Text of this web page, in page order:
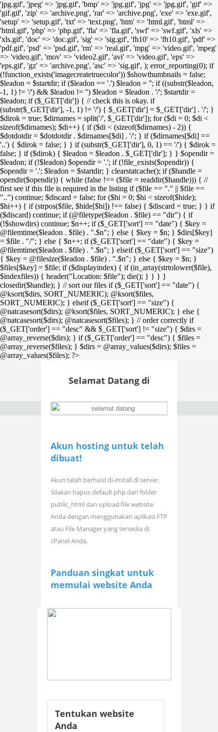
'jpg.gif', 'jpeg' => 'jpg.gif', 'bmp' => 'jpg.gif', 'jpg' => 'jpg.gif', 'gif' =>
'gif.gif', 'zip' => 'archive.png', 'rar' => 'archive.png', 'exe' => 'exe.gif',
'setup' => 'setup.gif', 'txt' => 'text.png', 'htm' => 'html.gif', 'html' =>
'html.gif', 'php' => 'php.gif', 'fla' => 'fla.gif', 'swf' => 'swf.gif', 'xls' =>
'xls.gif', 'doc' => 'doc.gif', 'sig' => 'sig.gif', 'fh10' => 'fh10.gif', 'pdf' =>
'pdf.gif', 'psd' => 'psd.gif', 'rm' => 'real.gif', 'mpg' => 'video.gif', 'mpeg'
=> 'video.gif', 'mov' => 'video2.gif', 'avi' => 'video.gif', 'eps' =>
'eps.gif', 'gz' => 'archive.png', 'asc' => 'sig.gif', ); error_reporting(0); if
(!function_exists('imagecreatetruecolor')) $showthumbnails = false;
$leadon = $startdir; if ($leadon == '.') $leadon = ''; if ((substr($leadon,
-1, 1) != '/') && $leadon != '') $leadon = $leadon . '/'; $startdir =
$leadon; if ($_GET['dir']) { // check this is okay. if
(substr($_GET['dir'], -1, 1) != '/') { $_GET['dir'] = $_GET['dir'] . '/'; }
$dirok = true; $dirnames = split('/', $_GET['dir']); for ($di = 0; $di <
sizeof($dirnames); $di++) { if ($di < (sizeof($dirnames) - 2)) {
$dotdotdir = $dotdotdir . $dirnames[$di] . '/'; } if ($dirnames[$di] ==
'..') { $dirok = false; } } if (substr($_GET['dir'], 0, 1) == '/') { $dirok =
false; } if ($dirok) { $leadon = $leadon . $_GET['dir']; } } $opendir =
$leadon; if (!$leadon) $opendir = '.'; if (!file_exists($opendir)) {
$opendir = '.'; $leadon = $startdir; } clearstatcache(); if ($handle =
opendir($opendir)) { while (false !== ($file = readdir($handle))) { //
first see if this file is required in the listing if ($file == "." || $file ==
"..") continue; $discard = false; for ($hi = 0; $hi < sizeof($hide);
$hi++) { if (strpos($file, $hide[$hi]) !== false) { $discard = true; } } if
($discard) continue; if (@filetype($leadon . $file) == "dir") { if
(!$showdirs) continue; $n++; if ($_GET['sort'] == "date") { $key =
@filemtime($leadon . $file) . ".$n"; } else { $key = $n; } $dirs[$key]
= $file . "/"; } else { $n++; if ($_GET['sort'] == "date") { $key =
@filemtime($leadon . $file) . ".$n"; } elseif ($_GET['sort'] == "size")
{ $key = @filesize($leadon . $file) . ".$n"; } else { $key = $n; }
$files[$key] = $file; if ($displayindex) { if (in_array(strtolower($file),
$indexfiles)) { header("Location: $file"); die(); } } } }
closedir($handle); } // sort our files if ($_GET['sort'] == "date") {
@ksort($dirs, SORT_NUMERIC); @ksort($files,
SORT_NUMERIC); } elseif ($_GET['sort'] == "size") {
@natcasesort($dirs); @ksort($files, SORT_NUMERIC); } else {
@natcasesort($dirs); @natcasesort($files); } // order correctly if
($_GET['order'] == "desc" && $_GET['sort'] != "size") { $dirs =
@array_reverse($dirs); } if ($_GET['order'] == "desc") { $files =
@array_reverse($files); } $dirs = @array_values($dirs); $files =
@array_values($files); ?>
Selamat Datang di
Akun hosting untuk telah
dibuat!
Akun telah berhasil di-install di server.
Silakan hapus default.php dari folder
public_html dan upload file website
Anda dengan menggunakan aplikasi FTP
atau File Manager yang tersedia di
cPanel Anda.
Panduan singkat untuk
memulai website Anda
Tentukan website
Anda